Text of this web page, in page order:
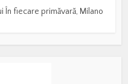
În fiecare primăvară, Milano